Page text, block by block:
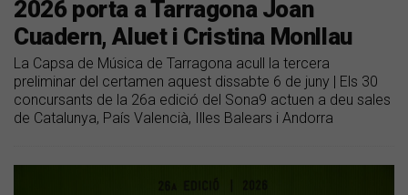
2026 porta a Tarragona Joan
Cuadern, Aluet i Cristina Monllau
La Capsa de Música de Tarragona acull la tercera
preliminar del certamen aquest dissabte 6 de juny | Els 30
concursants de la 26a edició del Sona9 actuen a deu sales
de Catalunya, País Valencià, Illes Balears i Andorra